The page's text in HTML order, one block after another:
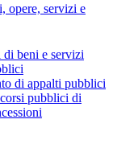
opere, servizi e
di beni e servizi
di appalti pubblici
pubblici di